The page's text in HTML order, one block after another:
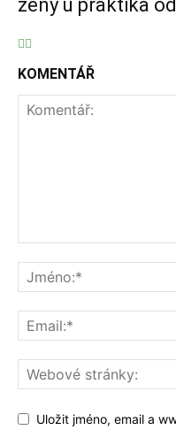
ženy u praktika
KOMENTÁŘ
Uložit jméno, email a